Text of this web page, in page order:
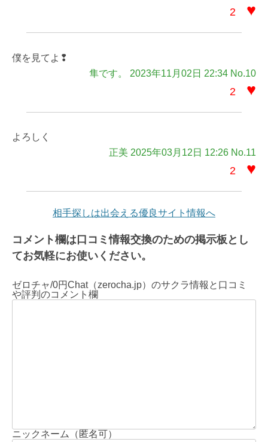
2 ♥
僕を見てよ❢
隼です。 2023年11月02日 22:34 No.10
2 ♥
よろしく
正美 2025年03月12日 12:26 No.11
2 ♥
相手探しは出会える優良サイト情報へ
コメント欄は口コミ情報交換のための掲示板とし
てお気軽にお使いください。
ゼロチャ/0円Chat（zerocha.jp）のサクラ情報と口コミ
や評判のコメント欄
ニックネーム（匿名可）